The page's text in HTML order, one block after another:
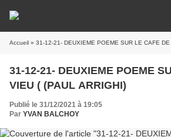
Accueil » 31-12-21- DEUXIEME POEME SUR LE CAFE DE
31-12-21- DEUXIEME POEME
VIEU ( (PAUL ARRIGHI)
Publié le 31/12/2021 à 19:05
Par YVAN BALCHOY